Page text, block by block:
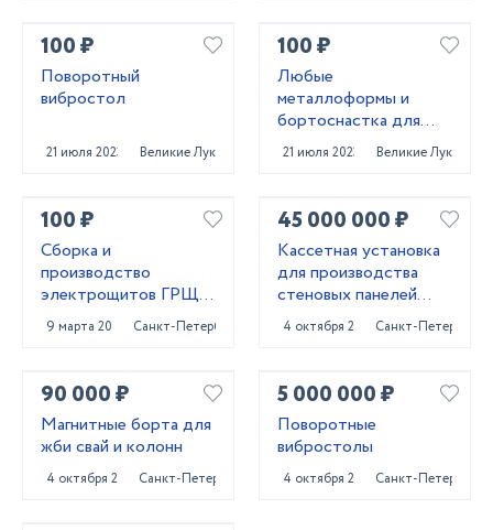
100 ₽
Поворотный
вибростол
21 июля 2023 Великие Луки
100 ₽
Любые
металлоформы и
бортоснастка для
ваших ЖБИ от «М-
Конструктор»
21 июля 2023 Великие Луки
100 ₽
Сборка и
производство
электрощитов ГРЩ,
АВР, ВРУ, ЩО,ЩЭ,
ЩУ...
9 марта 2023 Санкт-Петербург
45 000 000 ₽
Кассетная установка
для производства
стеновых панелей
ЖБИ
4 октября 2024Санкт-Петербург
90 000 ₽
Магнитные борта для
жби свай и колонн
4 октября 2024Санкт-Петербург
5 000 000 ₽
Поворотные
вибростолы
4 октября 2024Санкт-Петербург